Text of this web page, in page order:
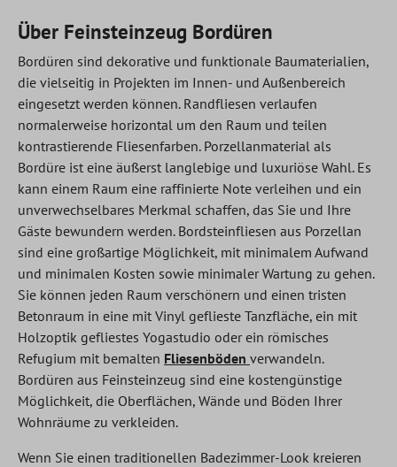
Über Feinsteinzeug Bordüren
Bordüren sind dekorative und funktionale Baumaterialien,
die vielseitig in Projekten im Innen- und Außenbereich
eingesetzt werden können. Randfliesen verlaufen
normalerweise horizontal um den Raum und teilen
kontrastierende Fliesenfarben. Porzellanmaterial als
Bordüre ist eine äußerst langlebige und luxuriöse Wahl. Es
kann einem Raum eine raffinierte Note verleihen und ein
unverwechselbares Merkmal schaffen, das Sie und Ihre
Gäste bewundern werden. Bordsteinfliesen aus Porzellan
sind eine großartige Möglichkeit, mit minimalem Aufwand
und minimalen Kosten sowie minimaler Wartung zu gehen.
Sie können jeden Raum verschönern und einen tristen
Betonraum in eine mit Vinyl geflieste Tanzfläche, ein mit
Holzoptik gefliestes Yogastudio oder ein römisches
Refugium mit bemalten Fliesenböden verwandeln.
Bordüren aus Feinsteinzeug sind eine kostengünstige
Möglichkeit, die Oberflächen, Wände und Böden Ihrer
Wohnräume zu verkleiden.
Wenn Sie einen traditionellen Badezimmer-Look kreieren